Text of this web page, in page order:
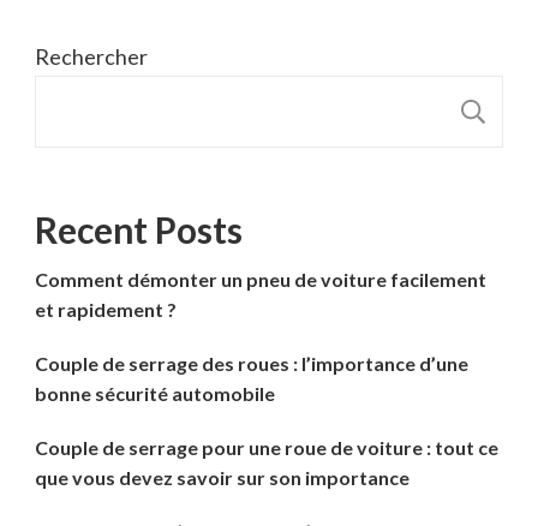
Rechercher
Recent Posts
Comment démonter un pneu de voiture facilement
et rapidement ?
Couple de serrage des roues : l’importance d’une
bonne sécurité automobile
Couple de serrage pour une roue de voiture : tout ce
que vous devez savoir sur son importance